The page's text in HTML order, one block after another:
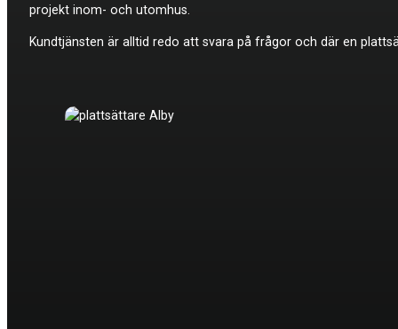
projekt inom- och utomhus.
Kundtjänsten är alltid redo att svara på frågor och där en